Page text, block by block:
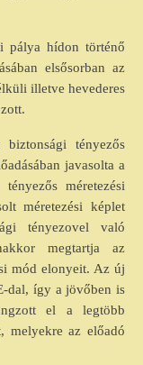
pálya hídon történő
elsősorban az
illetve hevederes
tényezős
javasolta a
méretezési
méretezési képlet
tényezovel való
megtartja az
mód elonyeit. Az új
dal, így a jövőben is
el a legtöbb
melyekre az előadó